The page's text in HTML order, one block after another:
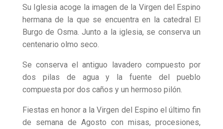
Su Iglesia acoge la imagen de la Virgen del Espino
hermana de la que se encuentra en la catedral El
Burgo de Osma. Junto a la iglesia, se conserva un
centenario olmo seco.
Se conserva el antiguo lavadero compuesto por
dos pilas de agua y la fuente del pueblo
compuesta por dos caños y un hermoso pilón.
Fiestas en honor a la Virgen del Espino el último fin
de semana de Agosto con misas, procesiones,